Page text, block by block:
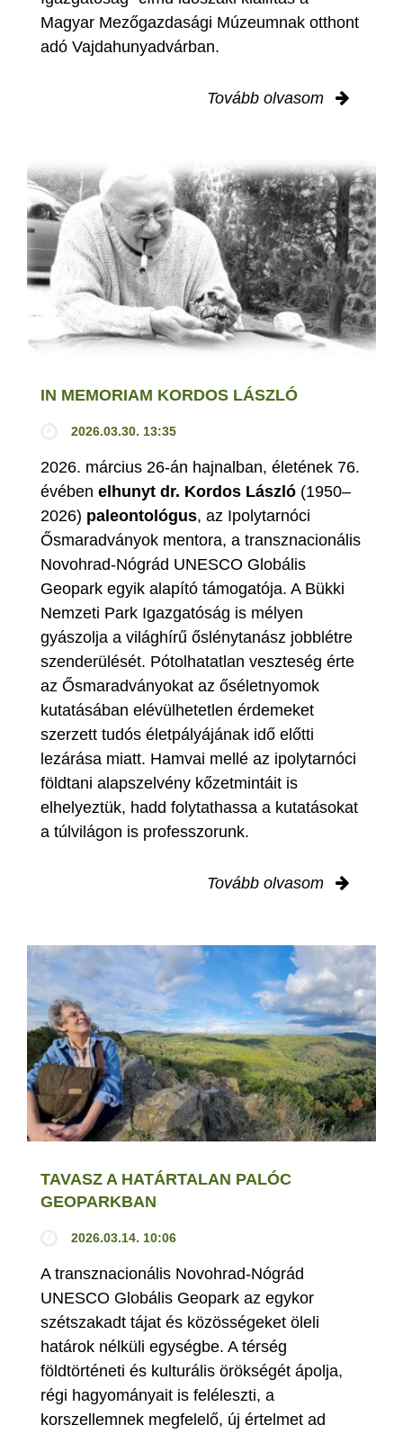
Magyar Mezőgazdasági Múzeumnak otthont
adó Vajdahunyadvárban.
Tovább olvasom
IN MEMORIAM KORDOS LÁSZLÓ
2026.03.30. 13:35
2026. március 26-án hajnalban, életének 76.
évében elhunyt dr. Kordos László (1950–
2026) paleontológus, az Ipolytarnóci
Ősmaradványok mentora, a transznacionális
Novohrad-Nógrád UNESCO Globális
Geopark egyik alapító támogatója. A Bükki
Nemzeti Park Igazgatóság is mélyen
gyászolja a világhírű őslénytanász jobblétre
szenderülését. Pótolhatatlan veszteség érte
az Ősmaradványokat az őséletnyomok
kutatásában elévülhetetlen érdemeket
szerzett tudós életpályájának idő előtti
lezárása miatt. Hamvai mellé az ipolytarnóci
földtani alapszelvény kőzetmintáit is
elhelyeztük, hadd folytathassa a kutatásokat
a túlvilágon is professzorunk.
Tovább olvasom
TAVASZ A HATÁRTALAN PALÓC
GEOPARKBAN
2026.03.14. 10:06
A transznacionális Novohrad-Nógrád
UNESCO Globális Geopark az egykor
szétszakadt tájat és közösségeket öleli
határok nélküli egységbe. A térség
földtörténeti és kulturális örökségét ápolja,
régi hagyományait is feléleszti, a
korszellemnek megfelelő, új értelmet ad